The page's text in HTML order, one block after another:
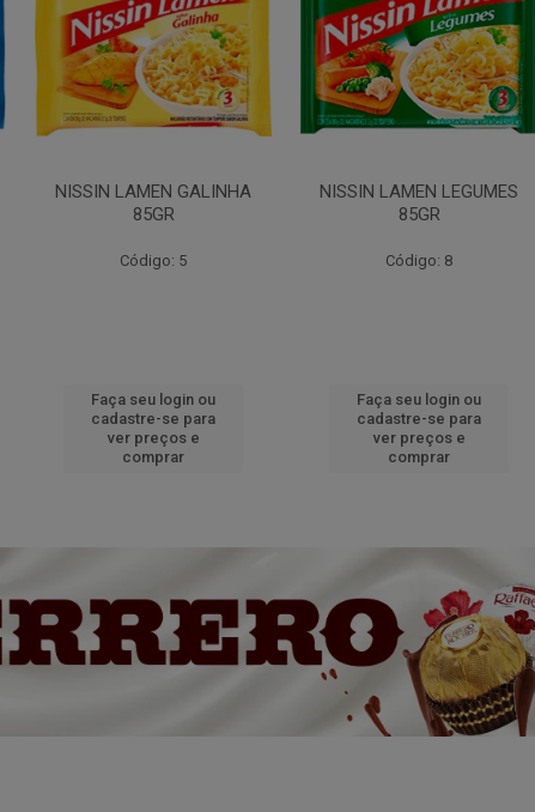
NISSIN LAMEN GALINHA
85GR
Código: 5
Faça seu login ou
cadastre-se para
ver preços e
comprar
NISSIN LAMEN LEGUMES
85GR
Código: 8
Faça seu login ou
cadastre-se para
ver preços e
comprar